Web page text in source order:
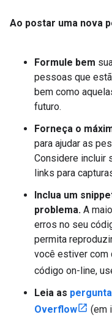
Ao postar uma nova
Formule bem
pessoas que
bem como
futuro.
Forneça o
para ajudar as
Considere incluir
links para
Inclua um
problema. A
erros no seu
permita
você estiver com
código on-line,
Leia as
Overflow
(em